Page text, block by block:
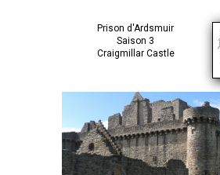
Prison d'Ardsmuir
Saison 3
Craigmillar Castle